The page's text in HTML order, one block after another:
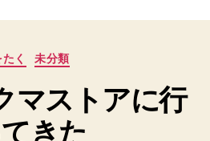
カ
ゴ
リ
ー
たく 未分類
マストアに行
きた